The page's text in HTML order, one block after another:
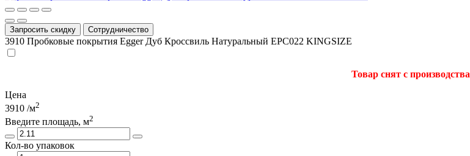
Запросить скидку Сотрудничество
3910 Пробковые покрытия Egger Дуб Кроссвиль Натуральный EPC022 KINGSIZE
Товар снят с производства
Цена
3910 /м2
Введите площадь, м2
Кол-во упаковок